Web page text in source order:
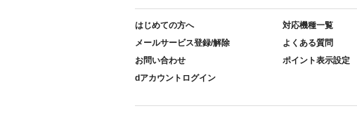
はじめての方へ
対応機種一覧
メールサービス登録/解除
よくある質問
お問い合わせ
ポイント表示設定
dアカウントログイン